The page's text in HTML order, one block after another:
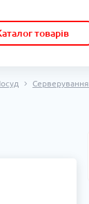
товарів
Серверування